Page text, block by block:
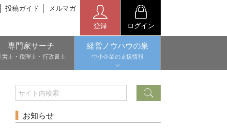
投稿ガイド メルマガ
登録 ログイン
専門家サーチ
労士・税理士・行政書士
経営ノウハウの泉
中小企業の支援情報
お知らせ